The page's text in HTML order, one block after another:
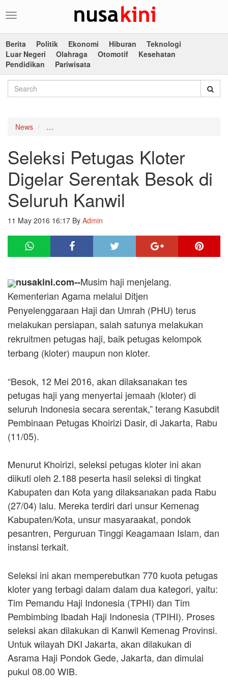
Toggle
Berita
Politik Ekonomi Hiburan
Teknologi
Luar Negeri
Olahraga Otomotif
Kesehatan
Pendidikan
Pariwisata
News
Seleksi Petugas Kloter
Digelar Serentak Besok di
Seluruh Kanwil
11 May 2016 16:17 By Admin
nusakini.com--Musim haji menjelang.
Kementerian Agama melalui Ditjen
Penyelenggaraan Haji dan Umrah (PHU) terus
melakukan persiapan, salah satunya melakukan
rekruitmen petugas haji, baik petugas kelompok
terbang (kloter) maupun non kloter.
“Besok, 12 Mei 2016, akan dilaksanakan tes
petugas haji yang menyertai jemaah (kloter) di
seluruh Indonesia secara serentak,” terang Kasubdit
Pembinaan Petugas Khoirizi Dasir, di Jakarta, Rabu
(11/05).
Menurut Khoirizi, seleksi petugas kloter ini akan
diikuti oleh 2.188 peserta hasil seleksi di tingkat
Kabupaten dan Kota yang dilaksanakan pada Rabu
(27/04) lalu. Mereka terdiri dari unsur Kemenag
Kabupaten/Kota, unsur masyaraakat, pondok
pesantren, Perguruan Tinggi Keagamaan Islam, dan
instansi terkait.
Seleksi ini akan memperebutkan 770 kuota petugas
kloter yang terbagi dalam dalam dua kategori, yaitu:
Tim Pemandu Haji Indonesia (TPHI) dan Tim
Pembimbing Ibadah Haji Indonesia (TPIHI). Proses
seleksi akan dilakukan di Kanwil Kemenag Provinsi.
Untuk wilayah DKI Jakarta, akan dilakukan di
Asrama Haji Pondok Gede, Jakarta, dan dimulai
pukul 08.00 WIB.